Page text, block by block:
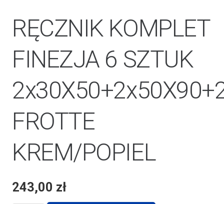
RĘCZNIK KOMPLET
FINEZJA 6 SZTUK
FROTTE
KREM/POPIEL
243,00 zł